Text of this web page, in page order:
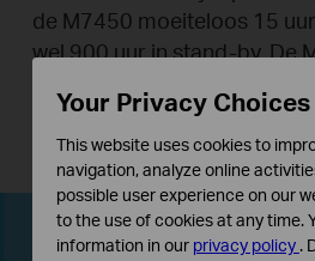
de M7450 moeiteloos 15
wel 900 uur in stand-by. De
opgeladen worden via een
is aangesloten op een
oplader of adapter om
Your Privacy Choices
This website uses cookies to
navigation, analyze online
possible user experience on our
to the use of cookies at any time.
information in our privacy policy .